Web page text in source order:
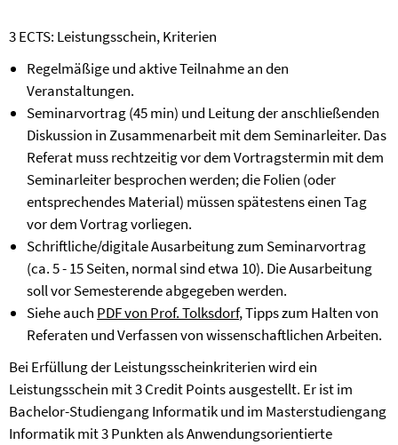
3 ECTS: Leistungsschein, Kriterien
Regelmäßige und aktive Teilnahme an den
Veranstaltungen.
Seminarvortrag (45 min) und Leitung der anschließenden
Diskussion in Zusammenarbeit mit dem Seminarleiter. Das
Referat muss rechtzeitig vor dem Vortragstermin mit dem
Seminarleiter besprochen werden; die Folien (oder
entsprechendes Material) müssen spätestens einen Tag
vor dem Vortrag vorliegen.
Schriftliche/digitale Ausarbeitung zum Seminarvortrag
(ca. 5 - 15 Seiten, normal sind etwa 10). Die Ausarbeitung
soll vor Semesterende abgegeben werden.
Siehe auch PDF von Prof. Tolksdorf, Tipps zum Halten von
Referaten und Verfassen von wissenschaftlichen Arbeiten.
Bei Erfüllung der Leistungsscheinkriterien wird ein
Leistungsschein mit 3 Credit Points ausgestellt. Er ist im
Bachelor-Studiengang Informatik und im Masterstudiengang
Informatik mit 3 Punkten als Anwendungsorientierte